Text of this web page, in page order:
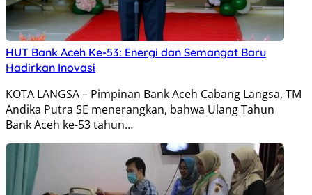
HUT Bank Aceh Ke-53: Energi dan Semangat Baru
Hadirkan Inovasi
KOTA LANGSA – Pimpinan Bank Aceh Cabang Langsa, TM
Andika Putra SE menerangkan, bahwa Ulang Tahun
Bank Aceh ke-53 tahun…